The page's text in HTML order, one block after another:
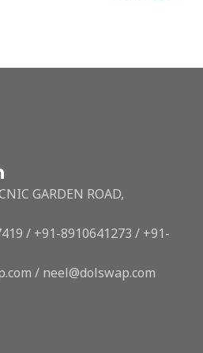
GARDEN ROAD,
/ +91-8910641273 / +91-
/ neel@dolswap.com